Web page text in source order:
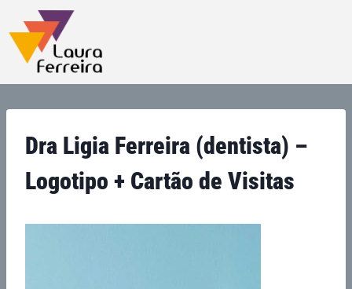
Dra Ligia Ferreira (dentista) –
Logotipo + Cartão de Visitas